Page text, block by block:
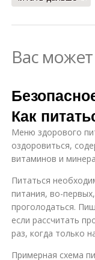
Вас
Как
Меню здорового
оздоровиться,
витаминов и
Питаться
питания, во-
проголодаться.
если рассчитать
раз, когда только
Примерная схема